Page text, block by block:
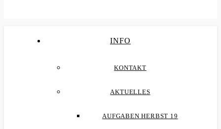
INFO
KONTAKT
AKTUELLES
AUFGABEN HERBST 19